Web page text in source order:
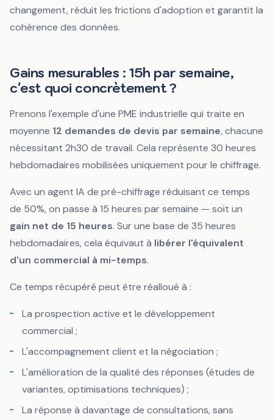
changement, réduit les frictions d'adoption et garantit la
cohérence des données.
Gains mesurables : 15h par semaine,
c'est quoi concrètement ?
Prenons l'exemple d'une PME industrielle qui traite en
moyenne 12 demandes de devis par semaine, chacune
nécessitant 2h30 de travail. Cela représente 30 heures
hebdomadaires mobilisées uniquement pour le chiffrage.
Avec un agent IA de pré-chiffrage réduisant ce temps
de 50%, on passe à 15 heures par semaine — soit un
gain net de 15 heures. Sur une base de 35 heures
hebdomadaires, cela équivaut à libérer l'équivalent
d'un commercial à mi-temps.
Ce temps récupéré peut être réalloué à :
La prospection active et le développement
commercial ;
L'accompagnement client et la négociation ;
L'amélioration de la qualité des réponses (études de
variantes, optimisations techniques) ;
La réponse à davantage de consultations, sans